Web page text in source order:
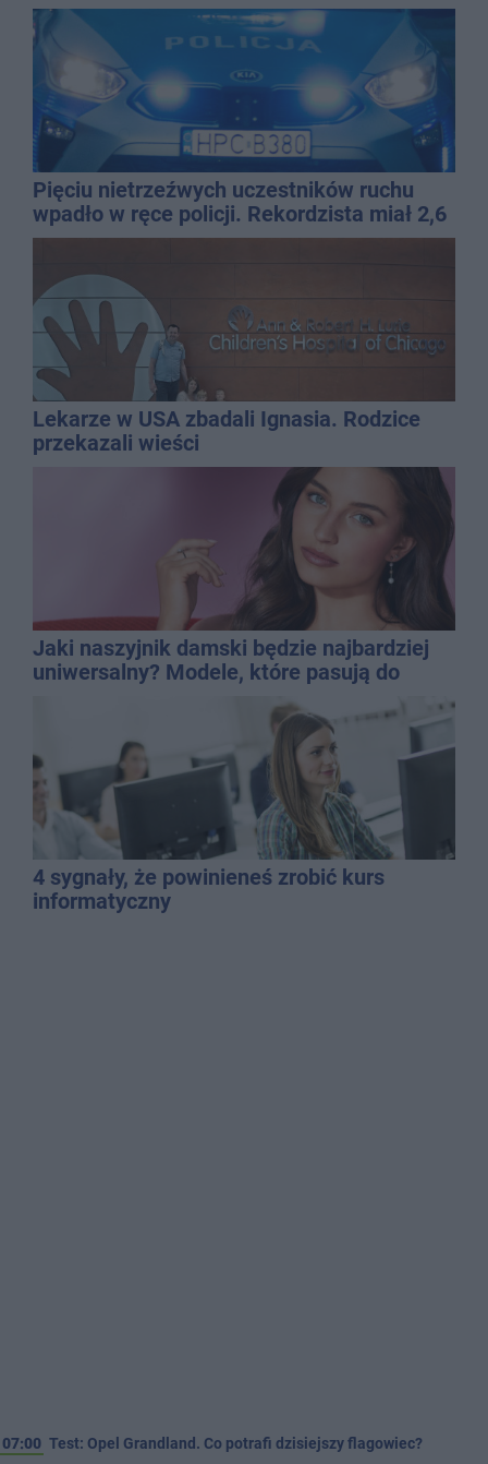
Pięciu nietrzeźwych uczestników ruchu
wpadło w ręce policji. Rekordzista miał 2,6
promila
Lekarze w USA zbadali Ignasia. Rodzice
przekazali wieści
Jaki naszyjnik damski będzie najbardziej
uniwersalny? Modele, które pasują do
4 sygnały, że powinieneś zrobić kurs
informatyczny
07:00 Test: Opel Grandland. Co potrafi dzisiejszy flagowiec?